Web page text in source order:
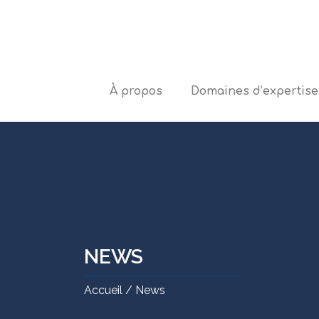
À propos Domaines d’expertise
NEWS
Accueil / News